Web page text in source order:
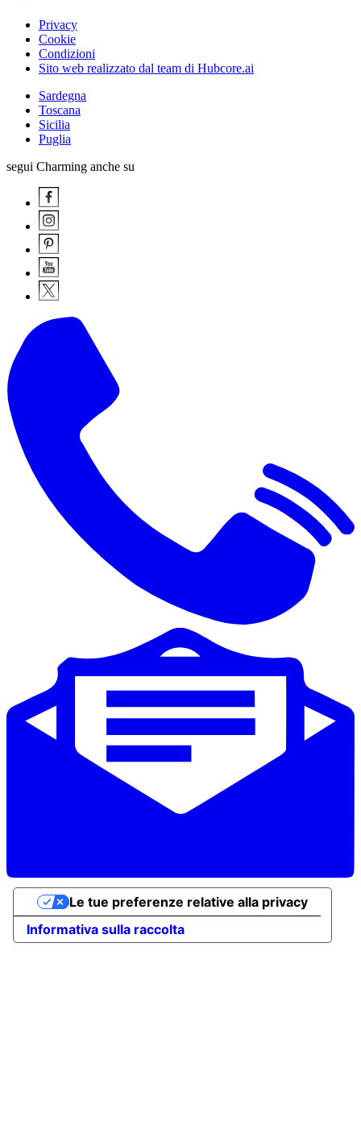
Privacy
Cookie
Condizioni
Sito web realizzato dal team di Hubcore.ai
Sardegna
Toscana
Sicilia
Puglia
segui Charming anche su
Informativa sulla raccolta
Le tue preferenze relative alla privacy